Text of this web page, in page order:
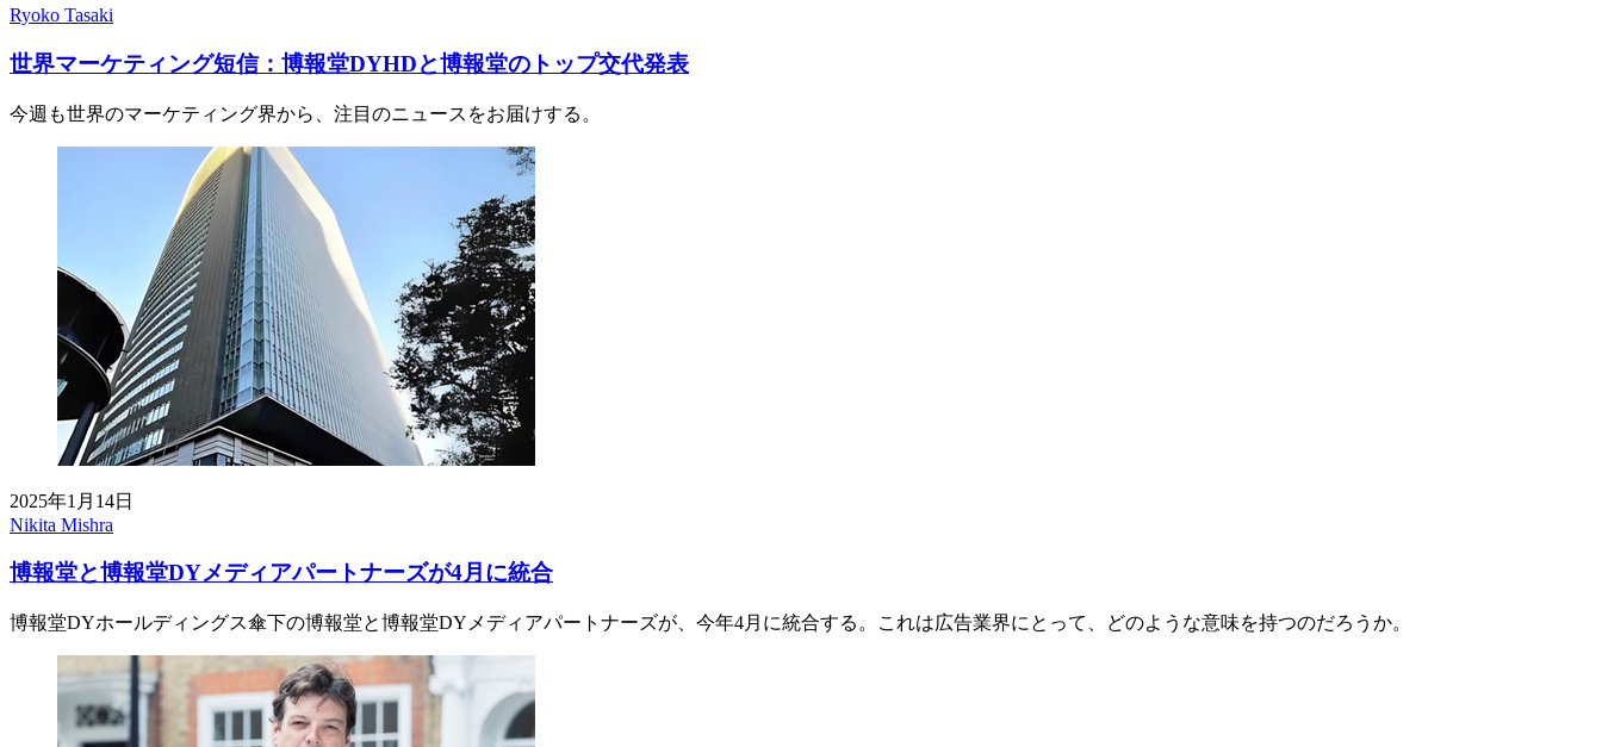
Ryoko Tasaki
世界マーケティング短信：博報堂DYHDと博報堂のトップ交代発表
今週も世界のマーケティング界から、注目のニュースをお届けする。
2025年1月14日
Nikita Mishra
博報堂と博報堂DYメディアパートナーズが4月に統合
博報堂DYホールディングス傘下の博報堂と博報堂DYメディアパートナーズが、今年4月に統合する。これは広告業界にとって、どのような意味を持つのだろうか。